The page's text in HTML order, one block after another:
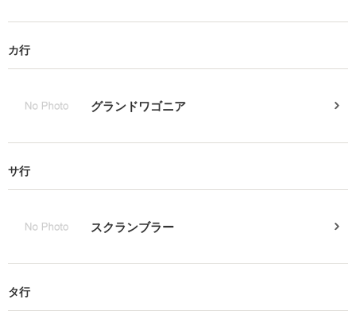
カ行
グランドワゴニア
サ行
スクランブラー
タ行